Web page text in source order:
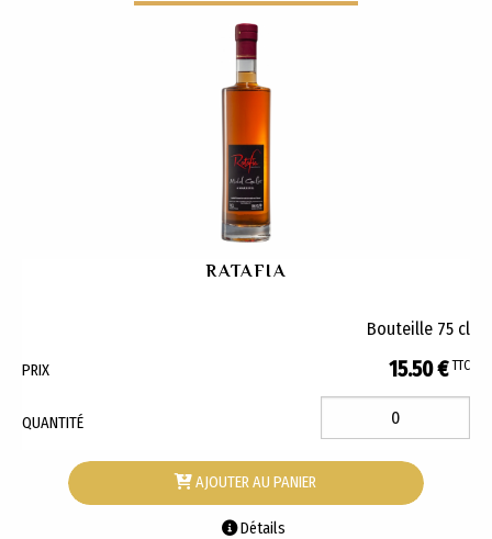
RATAFIA
Bouteille 75 cl
PRIX 15.50 € TTC
QUANTITÉ
AJOUTER AU PANIER
Détails